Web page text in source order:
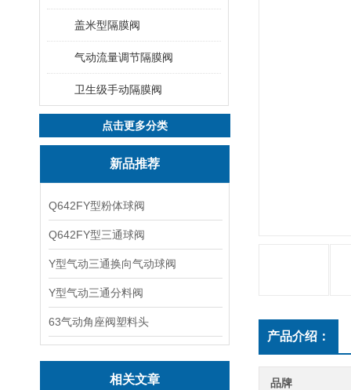
盖米型隔膜阀
气动流量调节隔膜阀
卫生级手动隔膜阀
点击更多分类
新品推荐
Q642FY型粉体球阀
Q642FY型三通球阀
Y型气动三通换向气动球阀
Y型气动三通分料阀
63气动角座阀塑料头
相关文章
产品介绍：
品牌